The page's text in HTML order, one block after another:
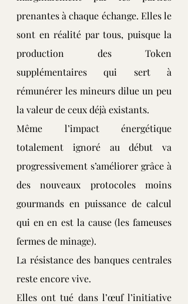
prenantes à chaque échange. Elles le
sont en réalité par tous, puisque la
production des Token
supplémentaires qui sert à
rémunérer les mineurs dilue un peu
la valeur de ceux déjà existants.
Même l’impact énergétique
totalement ignoré au début va
progressivement s’améliorer grâce à
des nouveaux protocoles moins
gourmands en puissance de calcul
qui en en est la cause (les fameuses
fermes de minage).
La résistance des banques centrales
reste encore vive.
Elles ont tué dans l’œuf l’initiative